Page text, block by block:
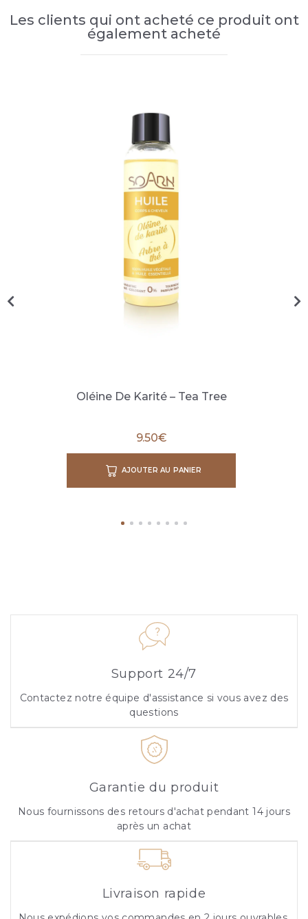
Les clients qui ont acheté ce produit ont
également acheté
Oléine De Karité – Tea Tree
9.50€
AJOUTER AU PANIER
Support 24/7
Contactez notre équipe d'assistance si vous avez des
questions
Garantie du produit
Nous fournissons des retours d'achat pendant 14 jours
après un achat
Livraison rapide